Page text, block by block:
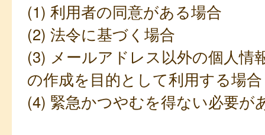
(1) 利用者の同意がある場合
(2) 法令に基づく場合
(3) メールアドレス以外の個人情
の作成を目的として利用する場合
(4) 緊急かつやむを得ない必要が